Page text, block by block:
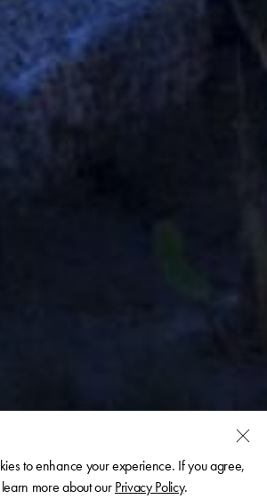
to enhance your experience. If you agree,
more about ourPrivacy Policy.